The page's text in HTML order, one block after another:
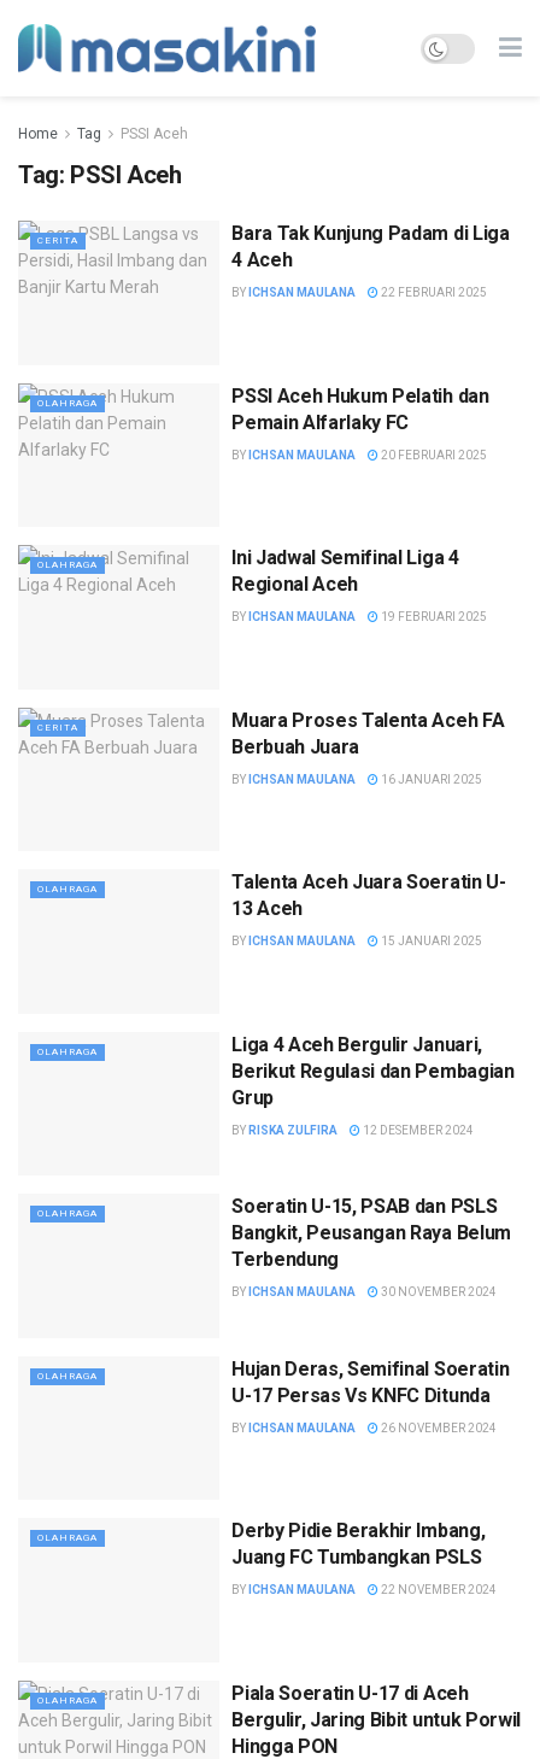
Home Tag PSSI Aceh
Tag: PSSI Aceh
CERITA
Bara Tak Kunjung Padam di Liga
4 Aceh
BY ICHSAN MAULANA 22 FEBRUARI 2025
OLAHRAGA
PSSI Aceh Hukum Pelatih dan
Pemain Alfarlaky FC
BY ICHSAN MAULANA 20 FEBRUARI 2025
OLAHRAGA
Ini Jadwal Semifinal Liga 4
Regional Aceh
BY ICHSAN MAULANA 19 FEBRUARI 2025
CERITA
Muara Proses Talenta Aceh FA
Berbuah Juara
BY ICHSAN MAULANA 16 JANUARI 2025
OLAHRAGA
Talenta Aceh Juara Soeratin U-
13 Aceh
BY ICHSAN MAULANA 15 JANUARI 2025
OLAHRAGA
Liga 4 Aceh Bergulir Januari,
Berikut Regulasi dan Pembagian
Grup
BY RISKA ZULFIRA 12 DESEMBER 2024
OLAHRAGA
Soeratin U-15, PSAB dan PSLS
Bangkit, Peusangan Raya Belum
Terbendung
BY ICHSAN MAULANA 30 NOVEMBER 2024
OLAHRAGA
Hujan Deras, Semifinal Soeratin
U-17 Persas Vs KNFC Ditunda
BY ICHSAN MAULANA 26 NOVEMBER 2024
OLAHRAGA
Derby Pidie Berakhir Imbang,
Juang FC Tumbangkan PSLS
BY ICHSAN MAULANA 22 NOVEMBER 2024
OLAHRAGA
Piala Soeratin U-17 di Aceh
Bergulir, Jaring Bibit untuk Porwil
Hingga PON